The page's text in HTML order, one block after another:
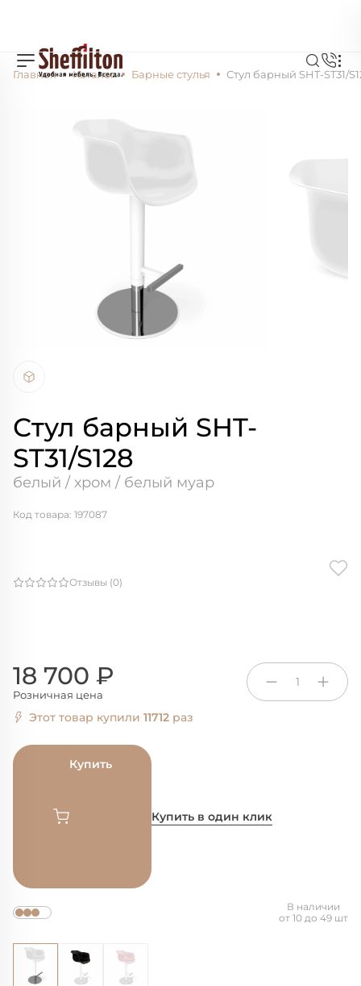
Главная Каталог Барные стулья Стул барный SHT-ST31/
Стул барный SHT-
ST31/S128
белый / хром / белый муар
Отзывы (0)
Код товара: 197087
18 700 ₽
Розничная цена
1
Этот товар купили 11712 раз
Купить
Купить в один клик
В наличии
от 10 до 49 шт